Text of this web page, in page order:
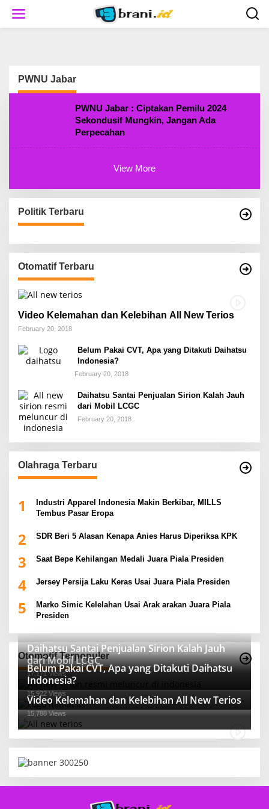
i
PWNU Jabar
PWNU Jabar : Ciptakan Pemilu 2024
Sekondusif Mungkin, Jangan Ada
Perpecahan
View More
Politik Terbaru
Otomatif Terbaru
Video Kelemahan dan Kelebihan All New Terios
February 20, 2018
Belum Pakai CVT, Apa yang Ditakuti Daihatsu
Indonesia?
February 20, 2018
Daihatsu Santai Penjualan Sirion Kalah Jauh
dari Mobil LCGC
February 20, 2018
Olahraga Terbaru
1
Industri Apparel Indonesia Makin Berkibar, MILLS
Tembus Pasar Eropa
2 SDR Beri 5 Alasan Kenapa Anies Harus Diperiksa KPK
3 Saat Bepe Kehilangan Medali Juara Piala Presiden
4 Jersey Persija Laku Keras Usai Juara Piala Presiden
5
Marko Simic Kelelahan Usai Arak arakan Juara Piala
Presiden
Otomotif Terpopuler
Daihatsu Santai Penjualan Sirion Kalah Jauh
dari Mobil LCGC
17,171 Views
Belum Pakai CVT, Apa yang Ditakuti Daihatsu
Indonesia?
15,922 Views
Video Kelemahan dan Kelebihan All New Terios
15,788 Views